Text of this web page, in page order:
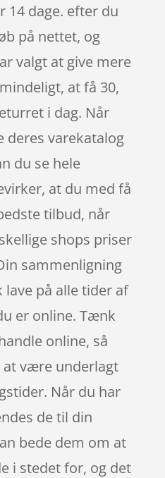
14 dage. efter du
på nettet, og
valgt at give mere
at få 30,
i dag. Når
deres varekatalog
du se hele
at du med få
tilbud, når
shops priser
sammenligning
på alle tider af
er online. Tænk
online, så
være underlagt
Når du har
de til din
bede dem om at
i stedet for, og det